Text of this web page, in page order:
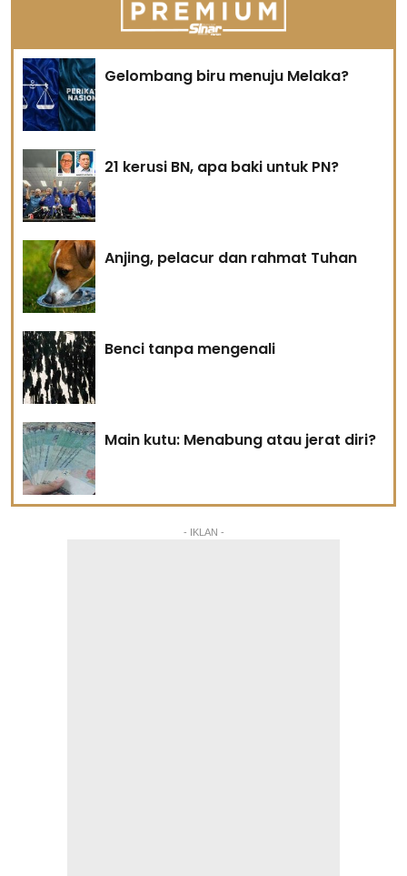
Gelombang biru menuju Melaka?
21 kerusi BN, apa baki untuk PN?
Anjing, pelacur dan rahmat Tuhan
Benci tanpa mengenali
Main kutu: Menabung atau jerat diri?
- IKLAN -